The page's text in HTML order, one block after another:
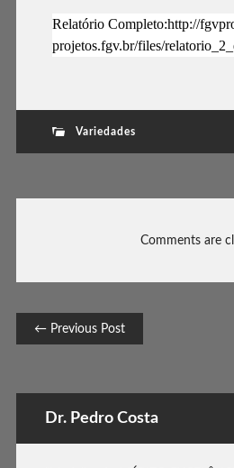
Relatório Completo:http://
projetos.fgv.br/files/
Variedades
Comments are
Post navigation
← Previous Post
Dr. Pedro Costa